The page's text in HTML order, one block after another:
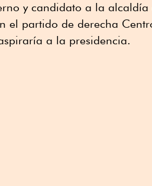
y candidato a la alcaldía
el partido de derecha
a la presidencia.